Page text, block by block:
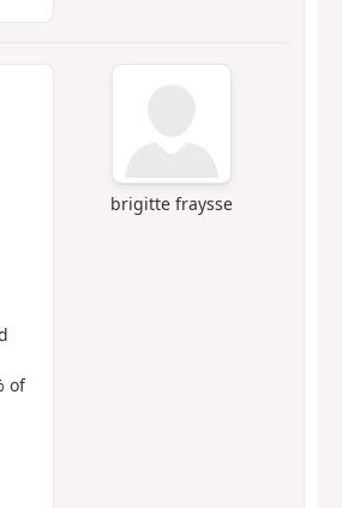
brigitte fraysse
of